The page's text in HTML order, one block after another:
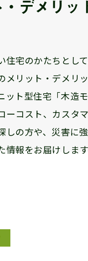
デメリッ
住宅のかたちとし
メリット・デメリ
ット型住宅「木造
ーコスト、カスタ
しの方や、災害に
情報をお届けします